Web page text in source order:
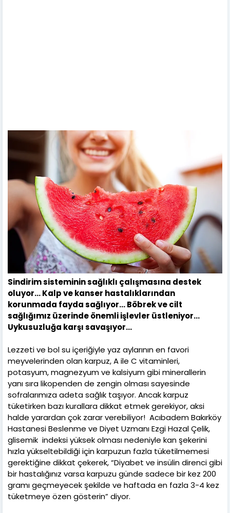
Sindirim sisteminin sağlıklı çalışmasına destek
oluyor… Kalp ve kanser hastalıklarından
korunmada fayda sağlıyor… Böbrek ve cilt
sağlığımız üzerinde önemli işlevler üstleniyor…
Uykusuzluğa karşı savaşıyor…
Lezzeti ve bol su içeriğiyle yaz aylarının en favori
meyvelerinden olan karpuz, A ile C vitaminleri,
potasyum, magnezyum ve kalsiyum gibi minerallerin
yanı sıra likopenden de zengin olması sayesinde
sofralarımıza adeta sağlık taşıyor. Ancak karpuz
tüketirken bazı kurallara dikkat etmek gerekiyor, aksi
halde yarardan çok zarar verebiliyor! Acıbadem Bakırköy
Hastanesi Beslenme ve Diyet Uzmanı Ezgi Hazal Çelik,
glisemik indeksi yüksek olması nedeniyle kan şekerini
hızla yükseltebildiği için karpuzun fazla tüketilmemesi
gerektiğine dikkat çekerek, “Diyabet ve insülin direnci gibi
bir hastalığınız varsa karpuzu günde sadece bir kez 200
gramı geçmeyecek şekilde ve haftada en fazla 3-4 kez
tüketmeye özen gösterin” diyor.